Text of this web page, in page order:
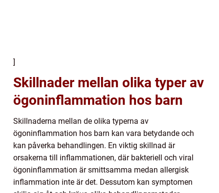
]
Skillnader mellan olika typer av
ögoninflammation hos barn
Skillnaderna mellan de olika typerna av
ögoninflammation hos barn kan vara betydande och
kan påverka behandlingen. En viktig skillnad är
orsakerna till inflammationen, där bakteriell och viral
ögoninflammation är smittsamma medan allergisk
inflammation inte är det. Dessutom kan symptomen